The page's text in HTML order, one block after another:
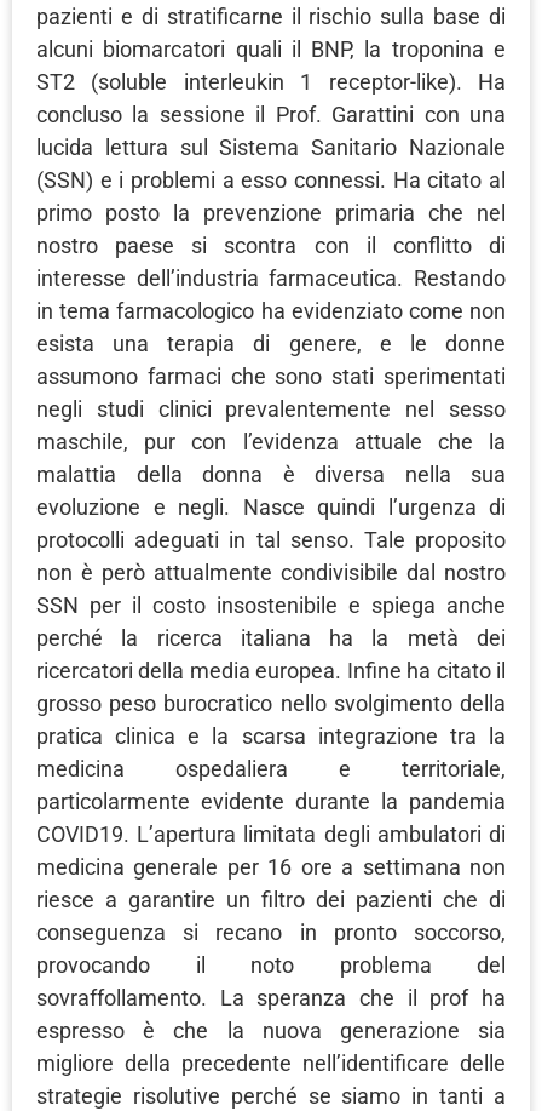
pazienti e di stratificarne il rischio sulla base di
alcuni biomarcatori quali il BNP, la troponina e
ST2 (soluble interleukin 1 receptor-like). Ha
concluso la sessione il Prof. Garattini con una
lucida lettura sul Sistema Sanitario Nazionale
(SSN) e i problemi a esso connessi. Ha citato al
primo posto la prevenzione primaria che nel
nostro paese si scontra con il conflitto di
interesse dell’industria farmaceutica. Restando
in tema farmacologico ha evidenziato come non
esista una terapia di genere, e le donne
assumono farmaci che sono stati sperimentati
negli studi clinici prevalentemente nel sesso
maschile, pur con l’evidenza attuale che la
malattia della donna è diversa nella sua
evoluzione e negli. Nasce quindi l’urgenza di
protocolli adeguati in tal senso. Tale proposito
non è però attualmente condivisibile dal nostro
SSN per il costo insostenibile e spiega anche
perché la ricerca italiana ha la metà dei
ricercatori della media europea. Infine ha citato il
grosso peso burocratico nello svolgimento della
pratica clinica e la scarsa integrazione tra la
medicina ospedaliera e territoriale,
particolarmente evidente durante la pandemia
COVID19. L’apertura limitata degli ambulatori di
medicina generale per 16 ore a settimana non
riesce a garantire un filtro dei pazienti che di
conseguenza si recano in pronto soccorso,
provocando il noto problema del
sovraffollamento. La speranza che il prof ha
espresso è che la nuova generazione sia
migliore della precedente nell’identificare delle
strategie risolutive perché se siamo in tanti a